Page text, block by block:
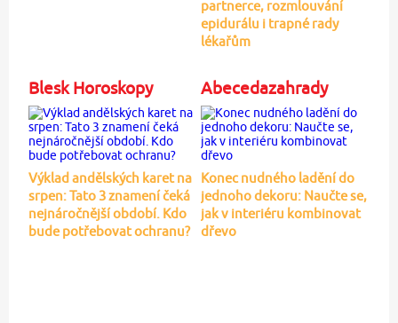
partnerce, rozmlouvání
epidurálu i trapné rady
lékařům
Blesk Horoskopy
Výklad andělských karet na
srpen: Tato 3 znamení čeká
nejnáročnější období. Kdo
bude potřebovat ochranu?
Abecedazahrady
Konec nudného ladění do
jednoho dekoru: Naučte se,
jak v interiéru kombinovat
dřevo